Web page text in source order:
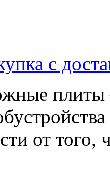
с
плиты
от